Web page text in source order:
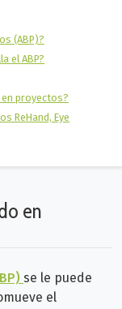
(ABP)?
el ABP?
en proyectos?
ReHand​, Eye
en
se le puede
el